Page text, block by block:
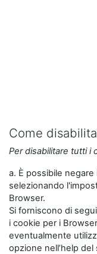
Come
Per disabilitare tutti i
a. È possibile negare
selezionando
Browser.
Si forniscono di
i cookie per i
eventualmente
opzione nell’help